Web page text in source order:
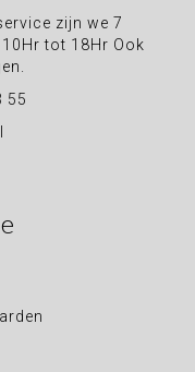
zijn we 7
tot 18Hr Ook
55